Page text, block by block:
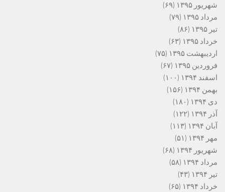
شهریور ۱۳۹۵
(۶۹)
مرداد ۱۳۹۵
(۷۹)
تیر ۱۳۹۵
(۸۶)
خرداد ۱۳۹۵
(۶۳)
اردیبهشت ۱۳۹۵
(۷۵)
فروردین ۱۳۹۵
(۶۷)
اسفند ۱۳۹۴
(۱۰۰)
بهمن ۱۳۹۴
(۱۵۶)
دی ۱۳۹۴
(۱۸۰)
آذر ۱۳۹۴
(۱۲۲)
آبان ۱۳۹۴
(۱۱۳)
مهر ۱۳۹۴
(۵۱)
شهریور ۱۳۹۴
(۶۸)
مرداد ۱۳۹۴
(۵۸)
تیر ۱۳۹۴
(۴۳)
خرداد ۱۳۹۴
(۶۵)